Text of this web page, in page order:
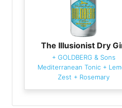
The Illusionist Dry
+ GOLDBERG & Sons
Mediterranean Tonic +
Zest + Rosemary